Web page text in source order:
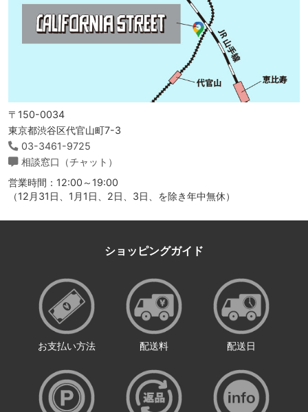
〒150-0034
東京都渋谷区代官山町7-3
03-3461-9725
相談窓口（チャット）
営業時間：12:00～19:00
（12月31日、1月1日、2日、3日、を除き年中無休）
ショッピングガイド
お支払い方法 配送料 配送日